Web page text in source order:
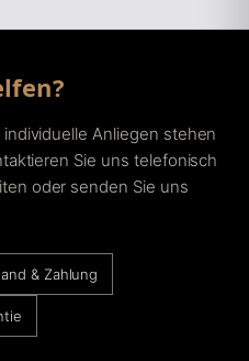
Anliegen stehen
Sie uns telefonisch
oder senden Sie uns
& Zahlung